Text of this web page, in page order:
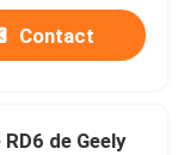
Contact
de Geely